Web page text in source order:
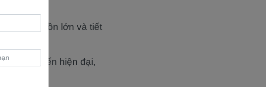
gây tiếng ồn lớn và tiết
cổ điển đến hiện đại,